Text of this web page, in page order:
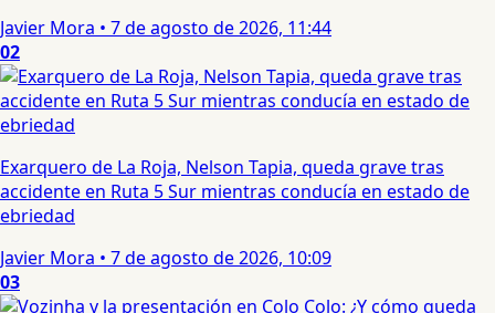
Javier Mora • 7 de agosto de 2026, 11:44
02
Exarquero de La Roja, Nelson Tapia, queda grave tras
accidente en Ruta 5 Sur mientras conducía en estado de
ebriedad
Javier Mora • 7 de agosto de 2026, 10:09
03